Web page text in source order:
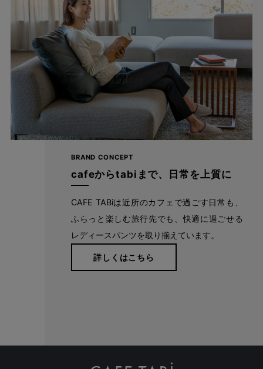
く使える」という基本を忠実に守り、独自デザインのパンツ
を作り続けてきました。
ストレッチパンツへのこだわり
たどり着いたのは上質なストレッチ素材とシルエットから作
BRAND CONCEPT
cafeからtabiまで、日常を上質に
CAFE TABiは近所のカフェで過ごす日常も、
ふらっと楽しむ旅行先でも、快適に過ごせる
レディースパンツを取り揃えています。
詳しくはこちら